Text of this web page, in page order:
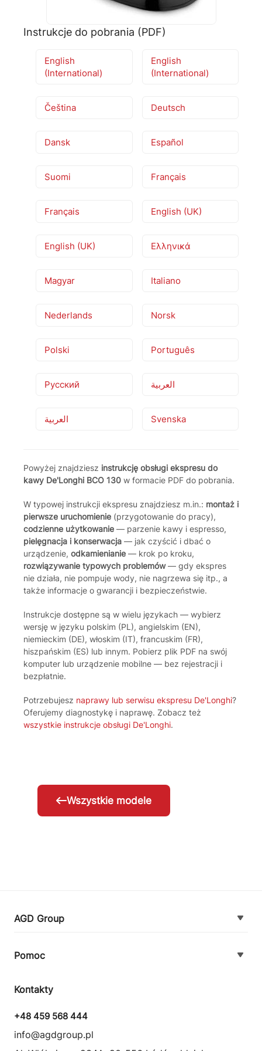
Instrukcje do pobrania (PDF)
English
(International)
English
(International)
Čeština Deutsch
Dansk Español
Suomi Français
Français English (UK)
English (UK) Ελληνικά
Magyar Italiano
Nederlands Norsk
Polski Português
Русский العربية
العربية Svenska
Powyżej znajdziesz instrukcję obsługi ekspresu do
kawy De'Longhi BCO 130 w formacie PDF do pobrania.
W typowej instrukcji ekspresu znajdziesz m.in.: montaż i
pierwsze uruchomienie (przygotowanie do pracy),
codzienne użytkowanie — parzenie kawy i espresso,
pielęgnacja i konserwacja — jak czyścić i dbać o
urządzenie, odkamienianie — krok po kroku,
rozwiązywanie typowych problemów— gdy ekspres
nie działa, nie pompuje wody, nie nagrzewa się itp., a
także informacje o gwarancji i bezpieczeństwie.
Instrukcje dostępne są w wielu językach — wybierz
wersję w języku polskim (PL), angielskim (EN),
niemieckim (DE), włoskim (IT), francuskim (FR),
hiszpańskim (ES) lub innym. Pobierz plik PDF na swój
komputer lub urządzenie mobilne — bez rejestracji i
bezpłatnie.
Potrzebujesz naprawy lub serwisu ekspresu De'Longhi?
Oferujemy diagnostykę i naprawę. Zobacz też
wszystkie instrukcje obsługi De'Longhi.
Wszystkie modele
AGD Group
Kontakt
Pomoc
Zamówienie i płatność
Zasady dostawy urządzeń
Regulamin usług serwisowych
Kontakty
+48 459 568 444
info@agdgroup.pl
📦Reklamacja towaru